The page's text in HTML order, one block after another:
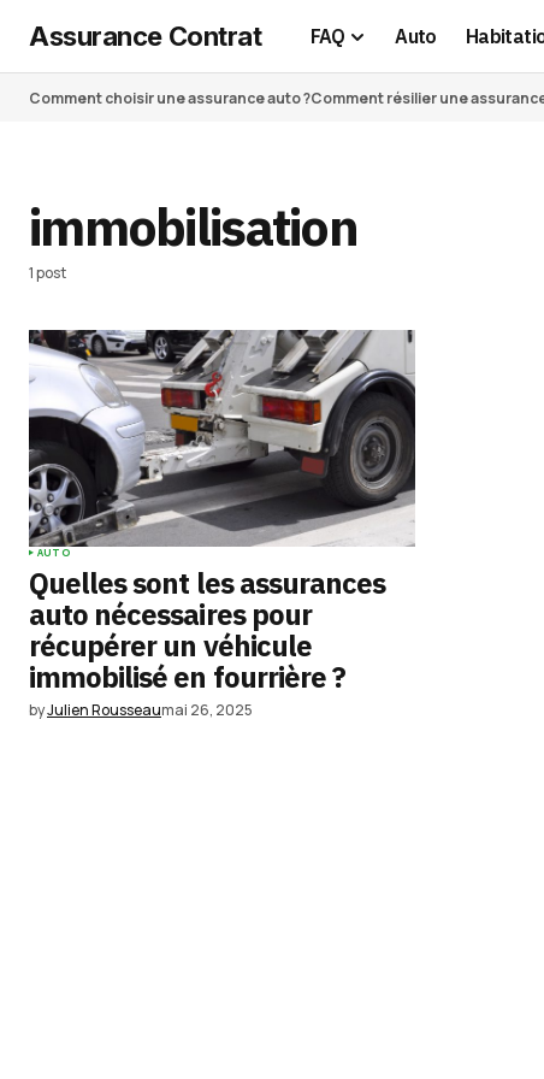
Assurance Contrat FAQ Auto
Comment choisir une assurance auto ?Comment résilier une
immobilisation
1 post
AUTO
Quelles sont les assurances
auto nécessaires pour
récupérer un véhicule
immobilisé en fourrière ?
byJulien Rousseaumai 26, 2025